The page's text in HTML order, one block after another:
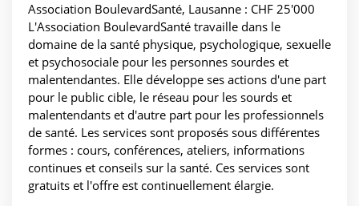
Association BoulevardSanté, Lausanne : CHF 25'000
L'Association BoulevardSanté travaille dans le
domaine de la santé physique, psychologique, sexuelle
et psychosociale pour les personnes sourdes et
malentendantes. Elle développe ses actions d'une part
pour le public cible, le réseau pour les sourds et
malentendants et d'autre part pour les professionnels
de santé. Les services sont proposés sous différentes
formes : cours, conférences, ateliers, informations
continues et conseils sur la santé. Ces services sont
gratuits et l'offre est continuellement élargie.